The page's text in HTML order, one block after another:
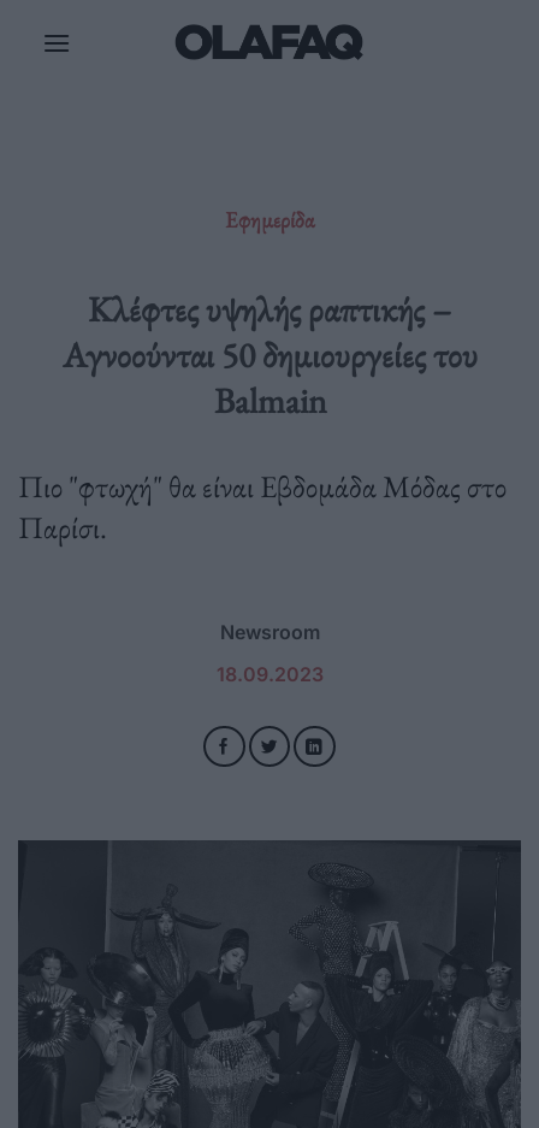
Εφημερίδα
Κλέφτες υψηλής ραπτικής –
Αγνοούνται 50 δημιουργείες του
Balmain
Πιο "φτωχή" θα είναι Εβδομάδα Μόδας στο
Παρίσι.
Newsroom
18.09.2023